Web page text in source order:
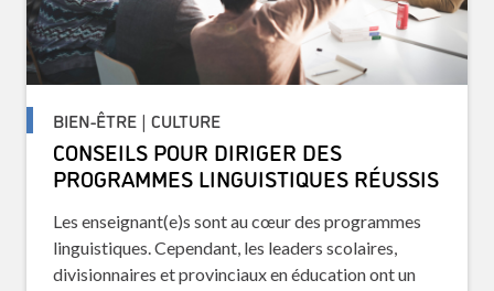
BIEN-ÊTRE | CULTURE
CONSEILS POUR DIRIGER DES
PROGRAMMES LINGUISTIQUES RÉUSSIS
Les enseignant(e)s sont au cœur des programmes
linguistiques. Cependant, les leaders scolaires,
divisionnaires et provinciaux en éducation ont un